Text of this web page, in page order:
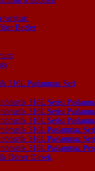
Bezler
316L Paslanmaz Seri
316L Serisi
316L Serisi
316L Serisi
316L Paslanmaz
316L Paslanmaz
316L Paslanmaz
Döner Dirsek